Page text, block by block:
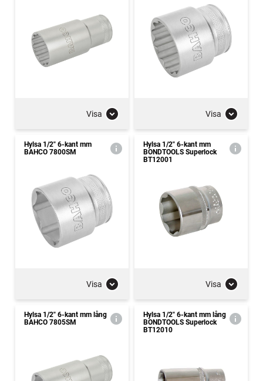
Visa Visa
Hylsa 1/2" 6-kant mm
BAHCO 7800SM
Visa
Hylsa 1/2" 6-kant mm
BONDTOOLS Superlock
BT12001
Visa
Hylsa 1/2" 6-kant mm lång
BAHCO 7805SM
Hylsa 1/2" 6-kant mm lång
BONDTOOLS Superlock
BT12010